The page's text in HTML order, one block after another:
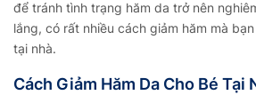
để tránh tình trạng hăm da trở nên
lắng, có rất nhiều cách giảm hăm mà
tại nhà.
Cách Giảm Hăm Da Cho Bé Tại